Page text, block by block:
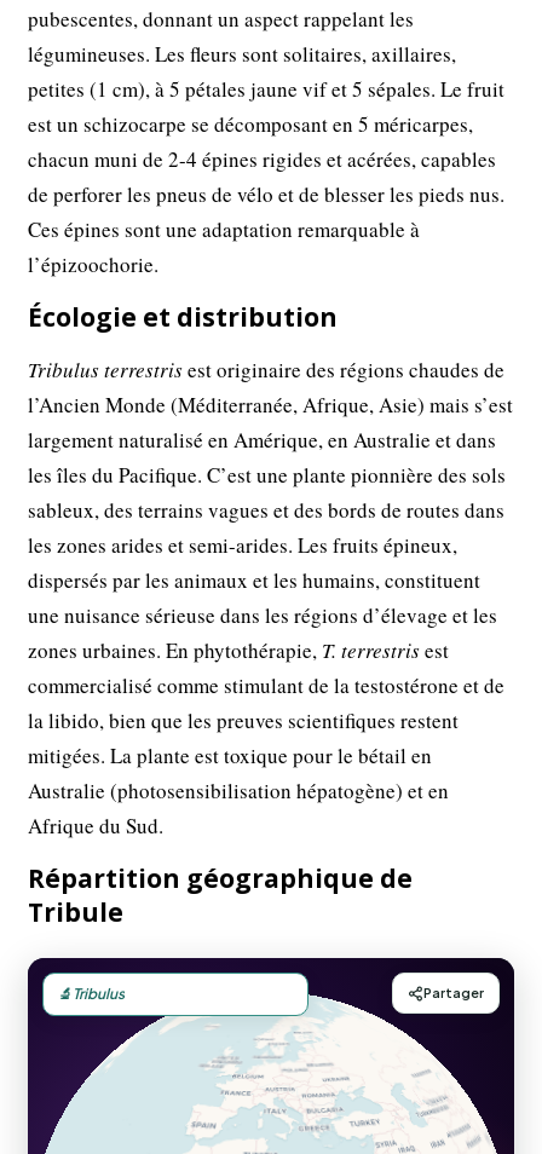
pubescentes, donnant un aspect rappelant les
légumineuses. Les fleurs sont solitaires, axillaires,
petites (1 cm), à 5 pétales jaune vif et 5 sépales. Le fruit
est un schizocarpe se décomposant en 5 méricarpes,
chacun muni de 2-4 épines rigides et acérées, capables
de perforer les pneus de vélo et de blesser les pieds nus.
Ces épines sont une adaptation remarquable à
l’épizoochorie.
Écologie et distribution
Tribulus terrestrisest originaire des régions chaudes de
l’Ancien Monde (Méditerranée, Afrique, Asie) mais s’est
largement naturalisé en Amérique, en Australie et dans
les îles du Pacifique. C’est une plante pionnière des sols
sableux, des terrains vagues et des bords de routes dans
les zones arides et semi-arides. Les fruits épineux,
dispersés par les animaux et les humains, constituent
une nuisance sérieuse dans les régions d’élevage et les
zones urbaines. En phytothérapie, T. terrestrisest
commercialisé comme stimulant de la testostérone et de
la libido, bien que les preuves scientifiques restent
mitigées. La plante est toxique pour le bétail en
Australie (photosensibilisation hépatogène) et en
Afrique du Sud.
Répartition géographique de
Tribule